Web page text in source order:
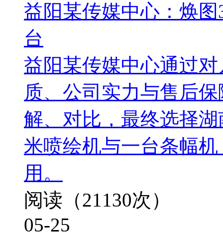
益阳某传媒中心：焕
台
益阳某传媒中心通过
质、公司实力与售后
解、对比，最终选择
米喷绘机与一台条幅
用。
阅读（21130次）
05-25